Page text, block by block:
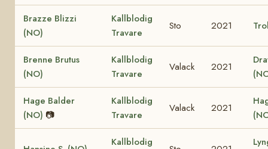
Brazze Blizzi
(NO)
Kallblodig
Travare
Sto 2021
Brenne Brutus
(NO)
Kallblodig
Travare
Valack 2021
Hage Balder
(NO) 📷
Kallblodig
Travare
Valack 2021
Kallblodig